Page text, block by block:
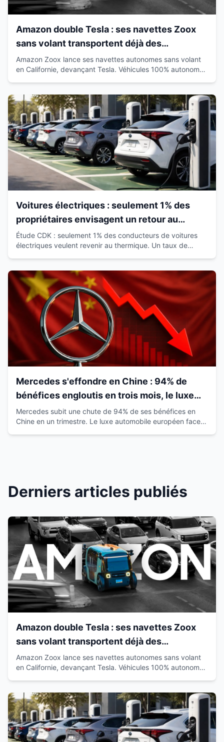
Amazon double Tesla : ses navettes Zoox
sans volant transportent déjà des
passagers en Californie
Amazon Zoox lance ses navettes autonomes sans volant
en Californie, devançant Tesla. Véhicules 100% autonomes
Voitures électriques : seulement 1% des
propriétaires envisagent un retour au
thermique
Étude CDK : seulement 1% des conducteurs de voitures
électriques veulent revenir au thermique. Un taux de
Mercedes s'effondre en Chine : 94% de
bénéfices engloutis en trois mois, le luxe
européen vacille
Mercedes subit une chute de 94% de ses bénéfices en
Chine en un trimestre. Le luxe automobile européen face à
Derniers articles publiés
Amazon double Tesla : ses navettes Zoox
sans volant transportent déjà des
passagers en Californie
Amazon Zoox lance ses navettes autonomes sans volant
en Californie, devançant Tesla. Véhicules 100% autonomes